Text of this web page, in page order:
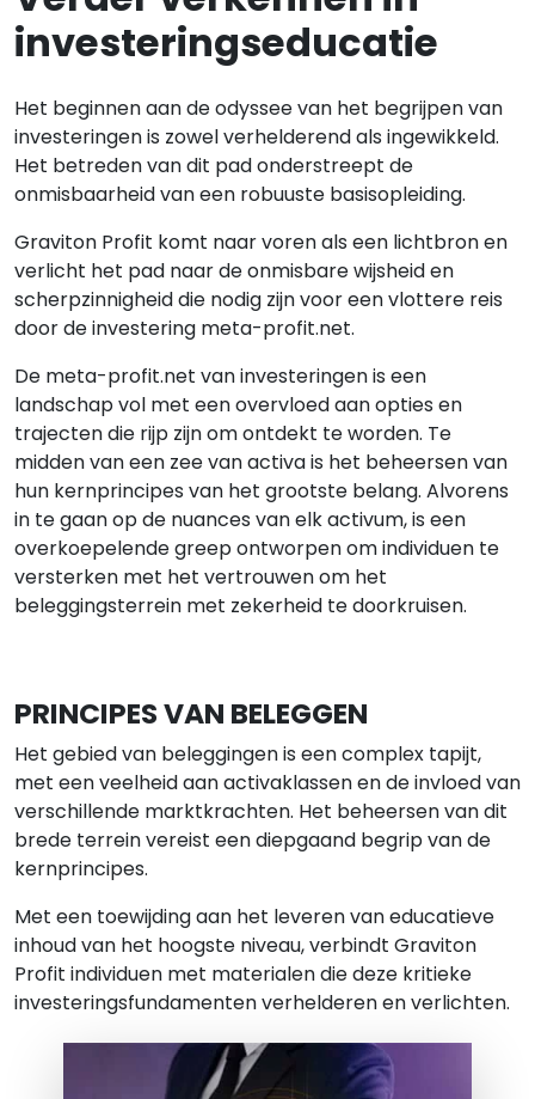
investeringseducatie
Het beginnen aan de odyssee van het begrijpen van
investeringen is zowel verhelderend als ingewikkeld.
Het betreden van dit pad onderstreept de
onmisbaarheid van een robuuste basisopleiding.
Graviton Profit komt naar voren als een lichtbron en
verlicht het pad naar de onmisbare wijsheid en
scherpzinnigheid die nodig zijn voor een vlottere reis
door de investering meta-profit.net.
De meta-profit.net van investeringen is een
landschap vol met een overvloed aan opties en
trajecten die rijp zijn om ontdekt te worden. Te
midden van een zee van activa is het beheersen van
hun kernprincipes van het grootste belang. Alvorens
in te gaan op de nuances van elk activum, is een
overkoepelende greep ontworpen om individuen te
versterken met het vertrouwen om het
beleggingsterrein met zekerheid te doorkruisen.
PRINCIPES VAN BELEGGEN
Het gebied van beleggingen is een complex tapijt,
met een veelheid aan activaklassen en de invloed van
verschillende marktkrachten. Het beheersen van dit
brede terrein vereist een diepgaand begrip van de
kernprincipes.
Met een toewijding aan het leveren van educatieve
inhoud van het hoogste niveau, verbindt Graviton
Profit individuen met materialen die deze kritieke
investeringsfundamenten verhelderen en verlichten.